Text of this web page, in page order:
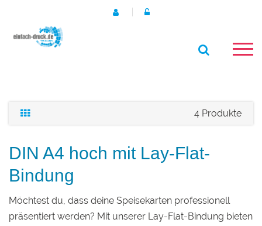
4 Produkte
DIN A4 hoch mit Lay-Flat-
Bindung
Möchtest du, dass deine Speisekarten professionell
präsentiert werden? Mit unserer Lay-Flat-Bindung bieten